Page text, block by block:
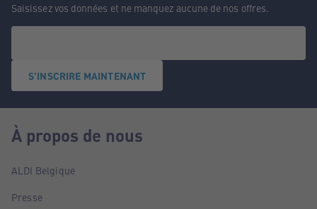
Saisissez vos données et ne manquez aucune de nos offres.
S'INSCRIRE MAINTENANT
À propos de nous
ALDI Belgique
Presse